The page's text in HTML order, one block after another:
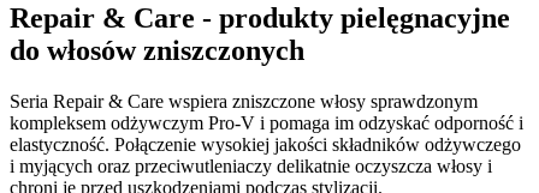
Repair & Care - produkty pielęgnacyjne
do włosów zniszczonych
Seria Repair & Care wspiera zniszczone włosy sprawdzonym
kompleksem odżywczym Pro-V i pomaga im odzyskać odporność i
elastyczność. Połączenie wysokiej jakości składników odżywczego
i myjących oraz przeciwutleniaczy delikatnie oczyszcza włosy i
chroni je przed uszkodzeniami podczas stylizacji.